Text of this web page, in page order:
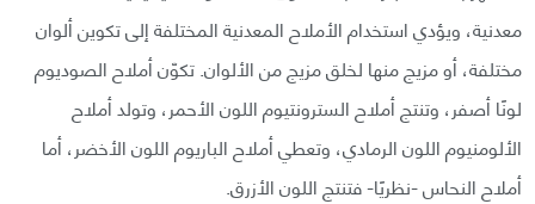
معدنية، ويؤدي استخدام الأملاح المعدنية المختلفة إلى تكوين ألوان
مختلفة، أو مزيج منها لخلق مزيج من الألوان. تكوّن أملاح الصوديوم
لونًا أصفر، وتنتج أملاح السترونتيوم اللون الأحمر، وتولد أملاح
الألومنيوم اللون الرمادي، وتعطي أملاح الباريوم اللون الأخضر، أما
أملاح النحاس -نظريًا- فتنتج اللون الأزرق.